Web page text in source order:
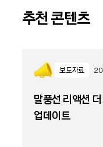
추천 콘텐츠
보도자료
말풍선 리액션
업데이트